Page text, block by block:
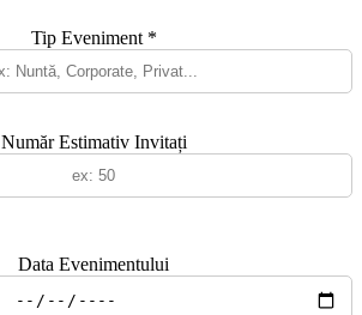
Tip Eveniment *
Număr Estimativ Invitați
Data Evenimentului